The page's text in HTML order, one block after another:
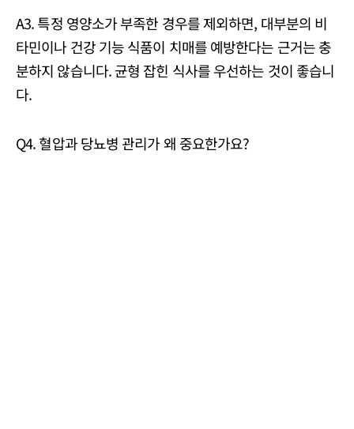
A3. 특정 영양소가 부족한 경우를 제외하면, 대부분의 비
타민이나 건강 기능 식품이 치매를 예방한다는 근거는 충
분하지 않습니다. 균형 잡힌 식사를 우선하는 것이 좋습니
다.
Q4. 혈압과 당뇨병 관리가 왜 중요한가요?